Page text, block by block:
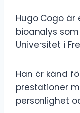
Hugo Cogo är
bioanalys
Universitet i
Han är känd
prestationer
personlighet